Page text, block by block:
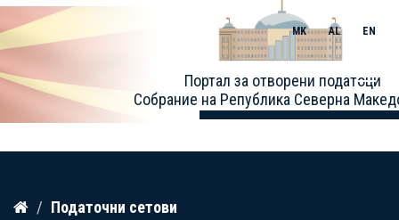
Прескокнете
Портал за отворени податоци
Собрание на Република Северна
MK AL EN
Toggle
Податочни сетови